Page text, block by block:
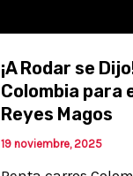
¡A Rodar se
Colombia para
Reyes Magos
19 noviembre, 2025